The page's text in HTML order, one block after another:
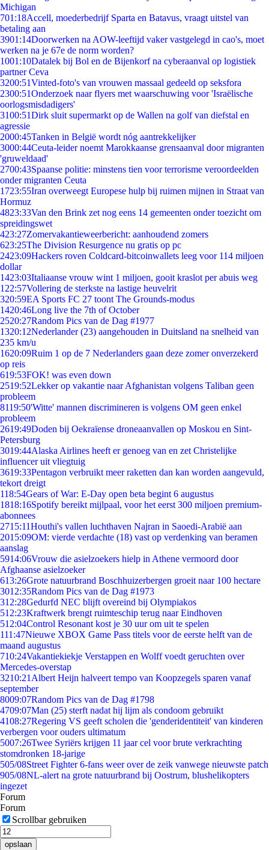
Michigan
701:18Accell, moederbedrijf Sparta en Batavus, vraagt uitstel van
betaling aan
3901:14Doorwerken na AOW-leeftijd vaker vastgelegd in cao's, moet
werken na je 67e de norm worden?
1001:10Datalek bij Bol en de Bijenkorf na cyberaanval op logistiek
partner Ceva
3200:51Vinted-foto's van vrouwen massaal gedeeld op seksfora
2300:51Onderzoek naar flyers met waarschuwing voor 'Israëlische
oorlogsmisdadigers'
3100:51Dirk sluit supermarkt op de Wallen na golf van diefstal en
agressie
2000:45Tanken in België wordt nóg aantrekkelijker
3000:44Ceuta-leider noemt Marokkaanse grensaanval door migranten
'gruweldaad'
2700:43Spaanse politie: minstens tien voor terrorisme veroordeelden
onder migranten Ceuta
1723:55Iran overweegt Europese hulp bij ruimen mijnen in Straat van
Hormuz
4823:33Van den Brink zet nog eens 14 gemeenten onder toezicht om
spreidingswet
423:27Zomervakantieweerbericht: aanhoudend zomers
623:25The Division Resurgence nu gratis op pc
2423:09Hackers roven Coldcard-bitcoinwallets leeg voor 114 miljoen
dollar
1423:03Italiaanse vrouw wint 1 miljoen, gooit kraslot per abuis weg
1 22:57Vollering de sterkste na lastige heuvelrit
320:59EA Sports FC 27 toont The Grounds-modus
1420:46Long live the 7th of October
2520:27Random Pics van de Dag #1977
1320:12Nederlander (23) aangehouden in Duitsland na snelheid van
235 km/u
1620:09Ruim 1 op de 7 Nederlanders gaan deze zomer onverzekerd
op reis
619:53FOK! was even down
2519:52Lekker op vakantie naar Afghanistan volgens Taliban geen
probleem
8119:50'Witte' mannen discrimineren is volgens OM geen enkel
probleem
2619:49Doden bij Oekraïense droneaanvallen op Moskou en Sint-
Petersburg
3019:44Alaska Airlines heeft er genoeg van en zet Christelijke
influencer uit vliegtuig
3619:33Pentagon verbruikt meer raketten dan kan worden aangevuld,
tekort dreigt
118:54Gears of War: E-Day open beta begint 6 augustus
1818:16Spotify bereikt mijlpaal, voor het eerst 300 miljoen premium-
abonnees
2715:11Houthi's vallen luchthaven Najran in Saoedi-Arabië aan
2015:09OM: vierde verdachte (18) vast op verdenking van beramen
aanslag
5914:06Vrouw die asielzoekers hielp in Athene vermoord door
Afghaanse asielzoeker
613:26Grote natuurbrand Boschhuizerbergen groeit naar 100 hectare
3012:35Random Pics van de Dag #1973
312:28Gedurfd NEC blijft overeind bij Olympiakos
512:23Kraftwerk brengt ruimteschip terug naar Eindhoven
512:04Control Resonant kost je 30 uur om uit te spelen
111:47Nieuwe XBOX Game Pass titels voor de eerste helft van de
maand augustus
710:24Vakantiekiekje Verstappen en Wolff voedt geruchten over
Mercedes-overstap
3210:21 Albert Heijn halveert tempo van Koopzegels sparen vanaf
september
8009:07Random Pics van de Dag #1798
4709:07Man (25) sterft nadat hij lijm als condoom gebruikt
4108:27Regering VS geeft scholen die 'genderidentiteit' van kinderen
verbergen voor ouders ultimatum
5007:26Twee Syriërs krijgen 11 jaar cel voor brute verkrachting
stomdronken 18-jarige
505/08Street Fighter 6-fans weer over de zeik vanwege nieuwste patch
905/08NL-alert na grote natuurbrand bij Oostrum, blushelikopters
ingezet
Forum
Forum
Scrollbar gebruiken
opslaan